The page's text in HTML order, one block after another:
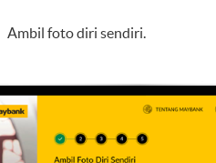
Ambil foto diri sendiri.